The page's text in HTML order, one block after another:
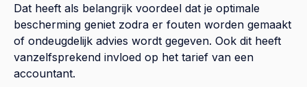
Dat heeft als belangrijk voordeel dat je optimale
bescherming geniet zodra er fouten worden gemaakt
of ondeugdelijk advies wordt gegeven. Ook dit heeft
vanzelfsprekend invloed op het tarief van een
accountant.